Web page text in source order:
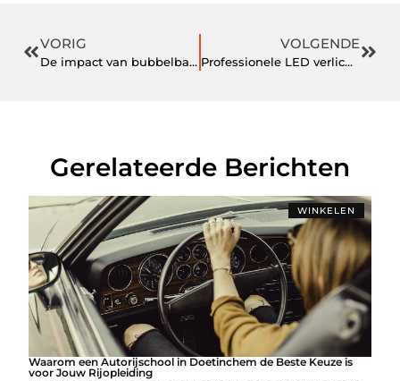
VORIG
De impact van bubbelbal op teamdynamiek en samenwerking
VOLGENDE
Professionele LED verlichting voor een veilige en productieve werkomgeving
Gerelateerde Berichten
WINKELEN
Waarom een Autorijschool in Doetinchem de Beste Keuze is
voor Jouw Rijopleiding